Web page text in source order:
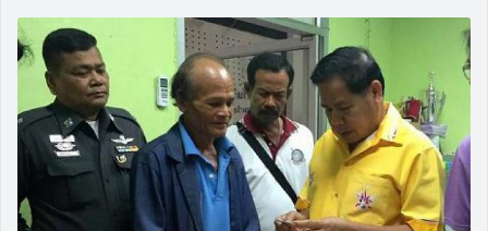
Campagne de sécurité routière ‘Seven Days of Danger’ de